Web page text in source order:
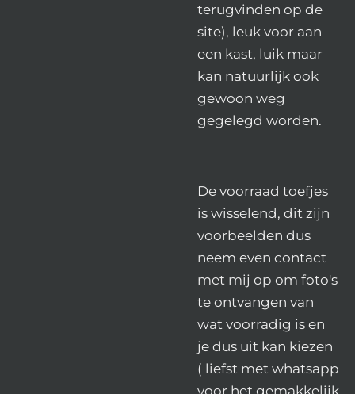
terugvinden op de
site), leuk voor aan
een kast, luik maar
kan natuurlijk ook
gewoon weg
gegelegd worden.
De voorraad toefjes
is wisselend, dit zijn
voorbeelden dus
neem even contact
met mij op om foto's
te ontvangen van
wat voorradig is en
je dus uit kan kiezen
( liefst met whatsapp